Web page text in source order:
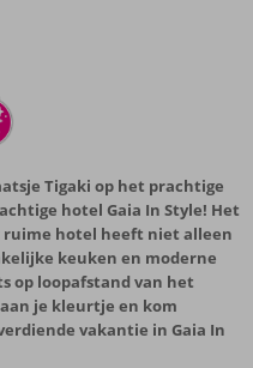
Tigaki op het prachtige
hotel Gaia In Style! Het
ruime hotel heeft niet alleen
keuken en moderne
op loopafstand van het
je kleurtje en kom
vakantie in Gaia In